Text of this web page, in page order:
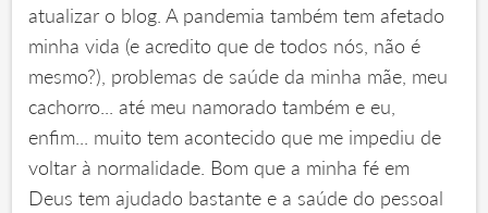
atualizar o blog. A pandemia também tem afetado
minha vida (e acredito que de todos nós, não é
mesmo?), problemas de saúde da minha mãe, meu
cachorro... até meu namorado também e eu,
enfim... muito tem acontecido que me impediu de
voltar à normalidade. Bom que a minha fé em
Deus tem ajudado bastante e a saúde do pessoal